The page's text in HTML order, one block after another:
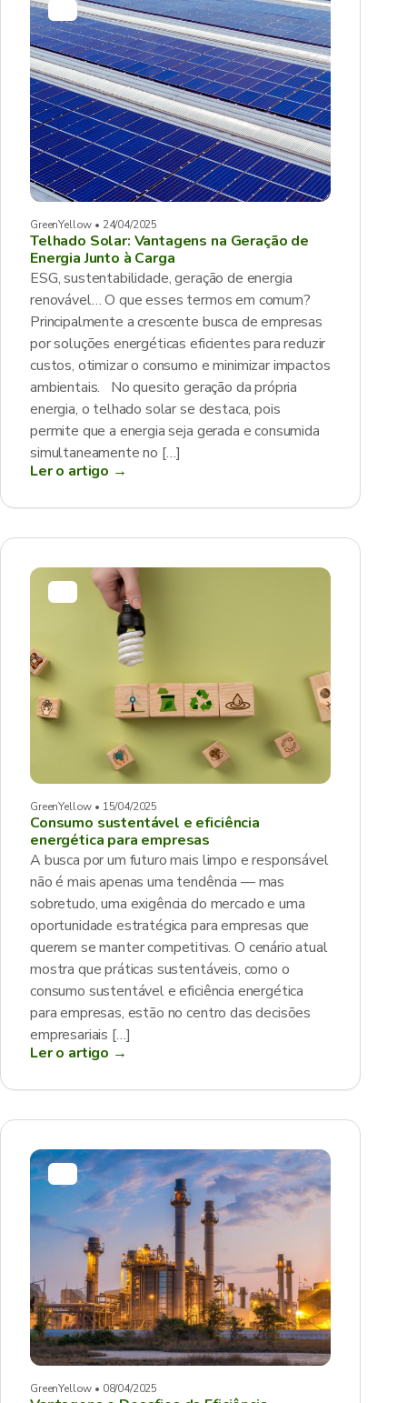
GreenYellow • 24/04/2025
Telhado Solar: Vantagens na Geração de
Energia Junto à Carga
ESG, sustentabilidade, geração de energia
renovável… O que esses termos em comum?
Principalmente a crescente busca de empresas
por soluções energéticas eficientes para reduzir
custos, otimizar o consumo e minimizar impactos
ambientais. No quesito geração da própria
energia, o telhado solar se destaca, pois
permite que a energia seja gerada e consumida
simultaneamente no […]
Ler o artigo →
GreenYellow • 15/04/2025
Consumo sustentável e eficiência
energética para empresas
A busca por um futuro mais limpo e responsável
não é mais apenas uma tendência — mas
sobretudo, uma exigência do mercado e uma
oportunidade estratégica para empresas que
querem se manter competitivas. O cenário atual
mostra que práticas sustentáveis, como o
consumo sustentável e eficiência energética
para empresas, estão no centro das decisões
empresariais […]
Ler o artigo →
GreenYellow • 08/04/2025